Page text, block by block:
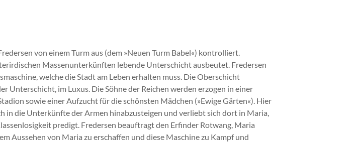
von einem Turm aus (dem »Neuen Turm Babel«) kontrolliert.
Massenunterkünften lebende Unterschicht ausbeutet. Fredersen
welche die Stadt am Leben erhalten muss. Die Oberschicht
im Luxus. Die Söhne der Reichen werden erzogen in einer
sowie einer Aufzucht für die schönsten Mädchen (»Ewige Gärten«). Hier
in die Unterkünfte der Armen hinabzusteigen und verliebt sich dort in Maria,
predigt. Fredersen beauftragt den Erfinder Rotwang, Maria
Aussehen von Maria zu erschaffen und diese Maschine zu Kampf und